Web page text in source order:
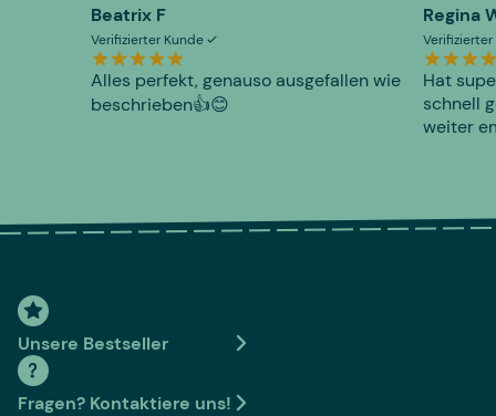
Beatrix F
Verifizierter Kunde
Alles perfekt, genauso ausgefallen wie
beschrieben👍😊
Regina
Hat
schnell
weiter
Unsere Bestseller
Fragen? Kontaktiere uns!